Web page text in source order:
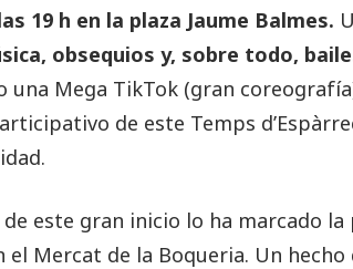
19 h en la plaza Jaume Balmes.
obsequios y, sobre todo,
una Mega TikTok (gran
de este Temps
este gran inicio lo ha marcado
el Mercat de la Boqueria. Un